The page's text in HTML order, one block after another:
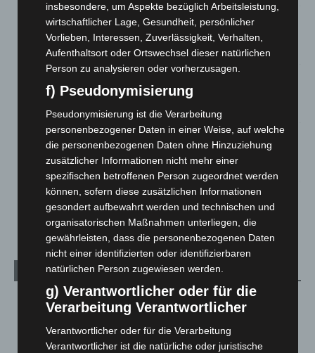
Brand im „Haus der Begegnung“ in Neuwarmbüchen schnell
eingedämmt
6. August 2026
Region Hannover: 21 neue Notfallsanitäter starten beim
Roten Kreuz
Mann läuft mit Hockeyschläger über A7 – Polizei sucht
Zeugen
5. August 2026
Celle: Mensch stirbt bei Bagger-Unfall auf Baustelle
5. August 2026
Kategorien
Blaulicht
Hannover und Region
insbesondere, um Aspekte bezüglich Arbeitsleistung,
wirtschaftlicher Lage, Gesundheit, persönlicher
Vorlieben, Interessen, Zuverlässigkeit, Verhalten,
Aufenthaltsort oder Ortswechsel dieser natürlichen
Person zu analysieren oder vorherzusagen.
f) Pseudonymisierung
Pseudonymisierung ist die Verarbeitung
personenbezogener Daten in einer Weise, auf welche
die personenbezogenen Daten ohne Hinzuziehung
zusätzlicher Informationen nicht mehr einer
spezifischen betroffenen Person zugeordnet werden
können, sofern diese zusätzlichen Informationen
gesondert aufbewahrt werden und technischen und
organisatorischen Maßnahmen unterliegen, die
gewährleisten, dass die personenbezogenen Daten
nicht einer identifizierten oder identifizierbaren
natürlichen Person zugewiesen werden.
g) Verantwortlicher oder für die
Verarbeitung Verantwortlicher
Verantwortlicher oder für die Verarbeitung
Verantwortlicher ist die natürliche oder juristische